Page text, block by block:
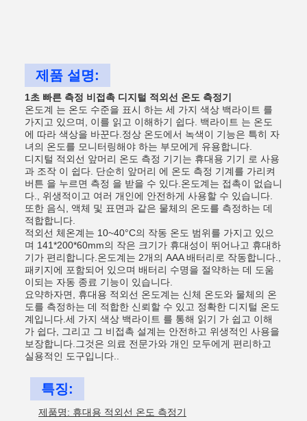
제품 설명:
1초 빠른 측정 비접촉 디지털 적외선 온도 측정기
온도계 는 온도 수준을 표시 하는 세 가지 색상 백라이트 를
가지고 있으며, 이를 읽고 이해하기 쉽다. 백라이트 는 온도
에 따라 색상을 바꾼다.정상 온도에서 녹색이 기능은 특히 자
녀의 온도를 모니터링해야 하는 부모에게 유용합니다.
디지털 적외선 앞머리 온도 측정 기기는 휴대용 기기 로 사용
과 조작 이 쉽다. 단순히 앞머리 에 온도 측정 기계를 가리켜
버튼 을 누르면 측정 을 받을 수 있다.온도계는 접촉이 없습니
다., 위생적이고 여러 개인에 안전하게 사용할 수 있습니다.
또한 음식, 액체 및 표면과 같은 물체의 온도를 측정하는 데
적합합니다.
적외선 체온계는 10~40°C의 작동 온도 범위를 가지고 있으
며 141*200*60mm의 작은 크기가 휴대성이 뛰어나고 휴대하
기가 편리합니다.온도계는 2개의 AAA 배터리로 작동합니다.,
패키지에 포함되어 있으며 배터리 수명을 절약하는 데 도움
이되는 자동 종료 기능이 있습니다.
요약하자면, 휴대용 적외선 온도계는 신체 온도와 물체의 온
도를 측정하는 데 적합한 신뢰할 수 있고 정확한 디지털 온도
계입니다.세 가지 색상 백라이트 를 통해 읽기 가 쉽고 이해
가 쉽다, 그리고 그 비접촉 설계는 안전하고 위생적인 사용을
보장합니다.그것은 의료 전문가와 개인 모두에게 편리하고
실용적인 도구입니다..
특징:
제품명: 휴대용 적외선 온도 측정기